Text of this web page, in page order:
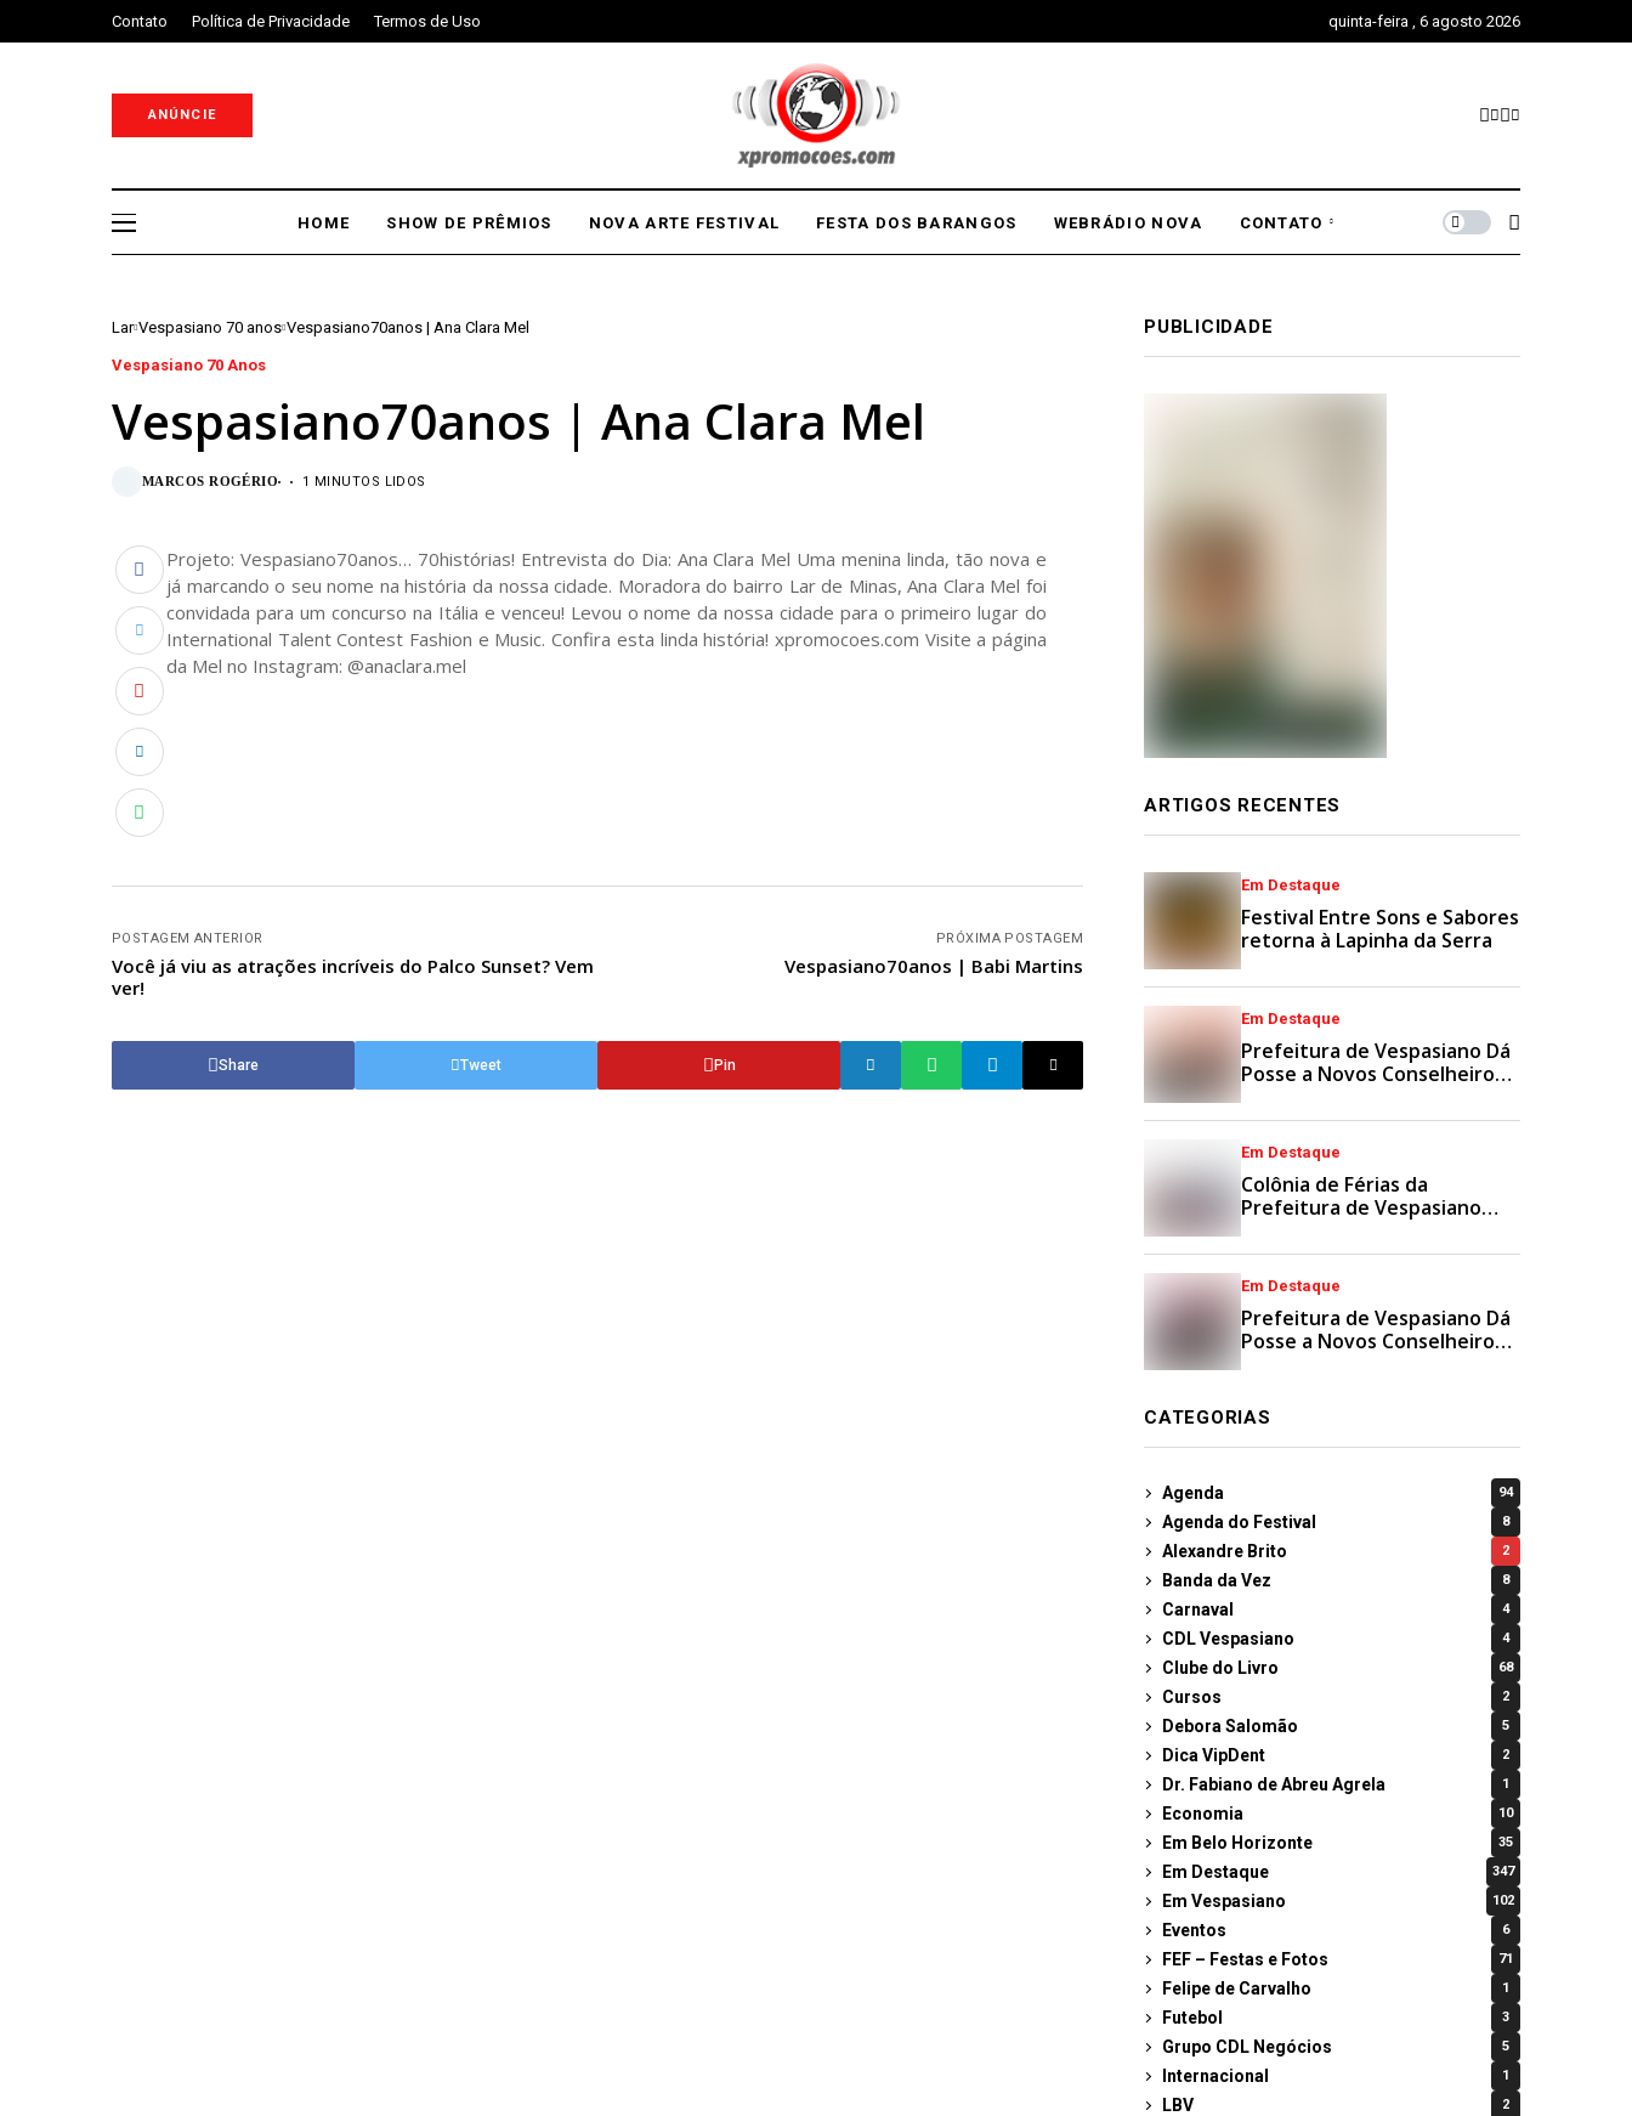
Contato Política de Privacidade Termos de Uso quinta-feira , 6 agosto 2026
ANÚNCIE
HOME SHOW DE PRÊMIOS NOVA ARTE FESTIVAL FESTA DOS BARANGOS WEBRÁDIO NOVA CONTATO
Lar Vespasiano 70 anos Vespasiano70anos | Ana Clara Mel
Vespasiano 70 Anos
Vespasiano70anos | Ana Clara Mel
MARCOS ROGÉRIO 1 MINUTOS LIDOS
Projeto: Vespasiano70anos… 70histórias! Entrevista do Dia: Ana Clara Mel Uma menina linda, tão nova e
já marcando o seu nome na história da nossa cidade. Moradora do bairro Lar de Minas, Ana Clara Mel foi
convidada para um concurso na Itália e venceu! Levou o nome da nossa cidade para o primeiro lugar do
International Talent Contest Fashion e Music. Confira esta linda história! xpromocoes.com Visite a página
da Mel no Instagram: @anaclara.mel
POSTAGEM ANTERIOR
Você já viu as atrações incríveis do Palco Sunset? Vem
ver!
PRÓXIMA POSTAGEM
Vespasiano70anos | Babi Martins
Share Tweet Pin
PUBLICIDADE
ARTIGOS RECENTES
Em Destaque
Festival Entre Sons e Sabores
retorna à Lapinha da Serra
Em Destaque
Prefeitura de Vespasiano Dá
Posse a Novos Conselheiros
Em Destaque
Colônia de Férias da
Prefeitura de Vespasiano
Esporte e Lazer
Em Destaque
Prefeitura de Vespasiano Dá
Posse a Novos Conselheiros
CATEGORIAS
Agenda 94
Agenda do Festival 8
Alexandre Brito 2
Banda da Vez 8
Carnaval 4
CDL Vespasiano 4
Clube do Livro 68
Cursos 2
Debora Salomão 5
Dica VipDent 2
Dr. Fabiano de Abreu Agrela 1
Economia 10
Em Belo Horizonte 35
Em Destaque 347
Em Vespasiano 102
Eventos 6
FEF – Festas e Fotos 71
Felipe de Carvalho 1
Futebol 3
Grupo CDL Negócios 5
Internacional 1
LBV 2